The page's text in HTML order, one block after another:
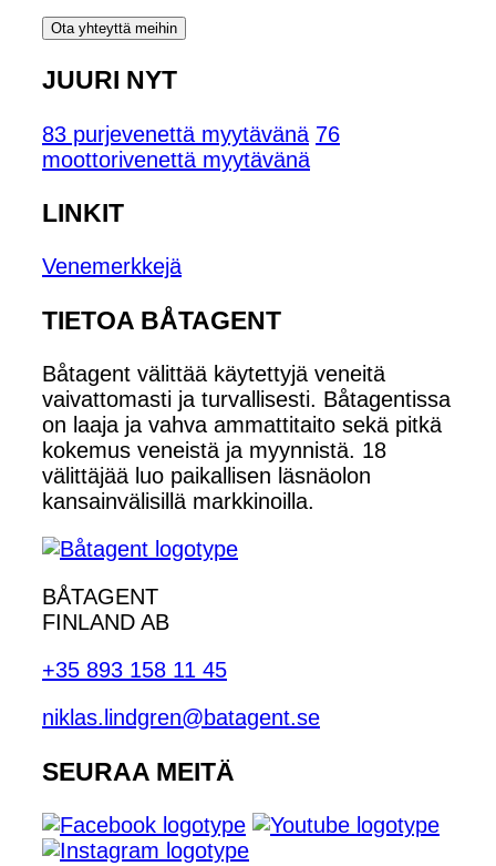
Ota yhteyttä meihin
JUURI NYT
83 purjevenettä myytävänä 76
moottorivenettä myytävänä
LINKIT
Venemerkkejä
TIETOA BÅTAGENT
Båtagent välittää käytettyjä veneitä
vaivattomasti ja turvallisesti. Båtagentissa
on laaja ja vahva ammattitaito sekä pitkä
kokemus veneistä ja myynnistä. 18
välittäjää luo paikallisen läsnäolon
kansainvälisillä markkinoilla.
BÅTAGENT
FINLAND AB
+35 893 158 11 45
niklas.lindgren@batagent.se
SEURAA MEITÄ